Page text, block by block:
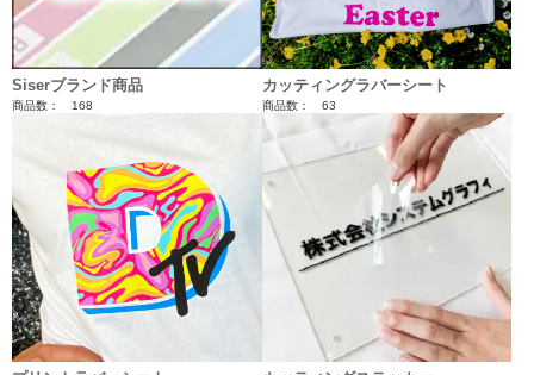
Siserブランド商品
商品数： 168
カッティングラバーシート
商品数： 63